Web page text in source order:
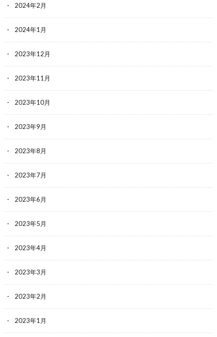
2024年2月
2024年1月
2023年12月
2023年11月
2023年10月
2023年9月
2023年8月
2023年7月
2023年6月
2023年5月
2023年4月
2023年3月
2023年2月
2023年1月